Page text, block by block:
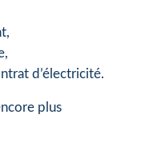
d’électricité.
plus